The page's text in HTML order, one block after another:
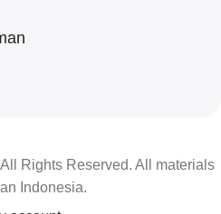
Rights Reserved. All materials
Indonesia.